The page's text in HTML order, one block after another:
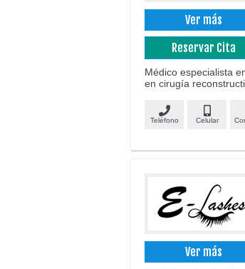
Ver más
Reservar Cita
Médico especialista
en cirugía
Teléfono Celular
Ver más